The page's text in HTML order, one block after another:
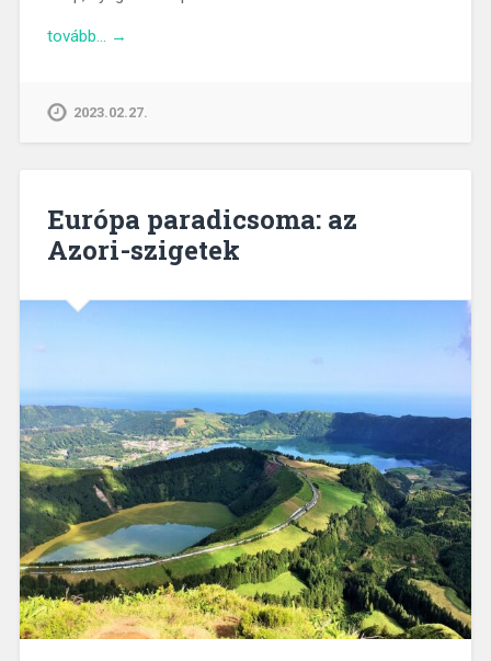
tovább… →
2023.02.27.
Európa paradicsoma: az
Azori-szigetek